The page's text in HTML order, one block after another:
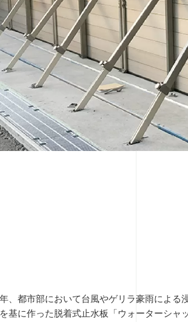
、都市部において台風やゲリラ豪雨による
基に作った脱着式止水板「ウォーターシャ